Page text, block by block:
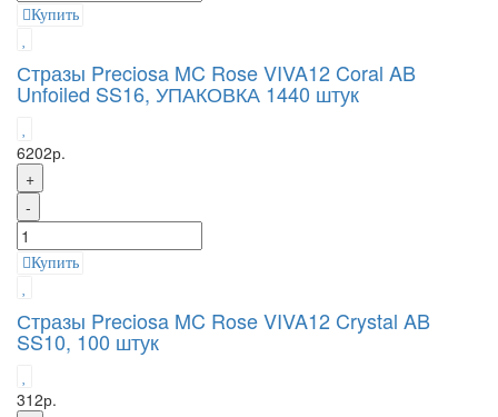
Купить
Стразы Preciosa MC Rose VIVA12 Coral AB
Unfoiled SS16, УПАКОВКА 1440 штук
6202р.
+
-
Купить
Стразы Preciosa MC Rose VIVA12 Crystal AB
SS10, 100 штук
312р.